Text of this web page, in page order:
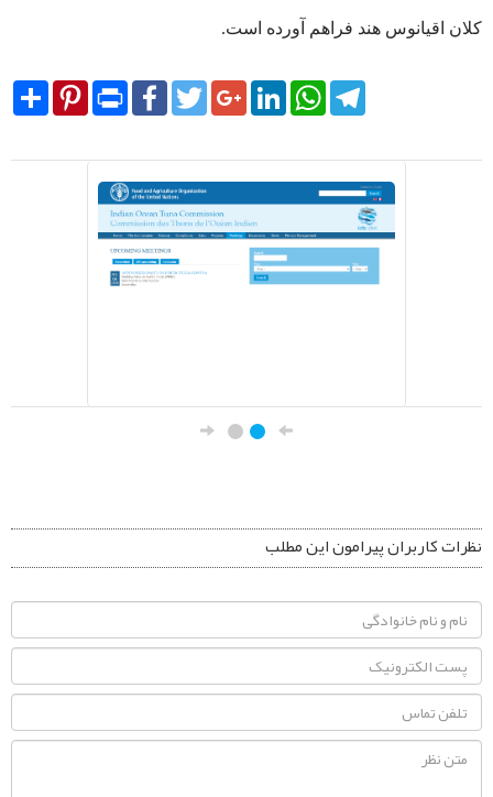
کلان اقیانوس هند فراهم آورده است.
SharePinterest Print
FacebookTwitterGoogle+LinkedInWhatsAppTelegram
نظرات کاربران پیرامون این مطلب